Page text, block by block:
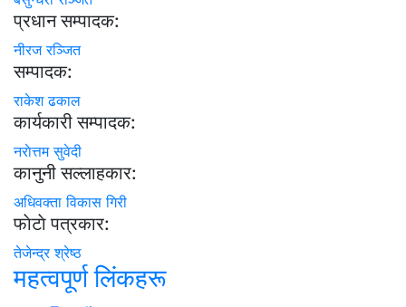
प्रधान सम्पादक:
नीरज रञ्जित
सम्पादक:
राकेश ढकाल
कार्यकारी सम्पादक:
नराेत्तम सुवेदी
कानुनी सल्लाहकार:
अधिवक्ता विकास गिरी
फाेटाे पत्रकार:
तेजेन्द्र श्रेष्ठ
महत्वपूर्ण लिंकहरू